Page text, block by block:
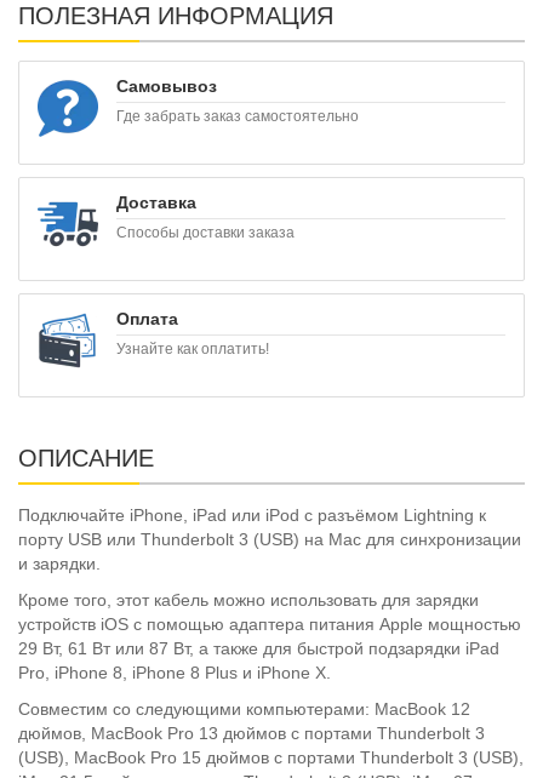
ПОЛЕЗНАЯ ИНФОРМАЦИЯ
Самовывоз
Где забрать заказ самостоятельно
Доставка
Способы доставки заказа
Оплата
Узнайте как оплатить!
ОПИСАНИЕ
Подключайте iPhone, iPad или iPod с разъёмом Lightning к
порту USB или Thunderbolt 3 (USB) на Mac для синхронизации
и зарядки.
Кроме того, этот кабель можно использовать для зарядки
устройств iOS с помощью адаптера питания Apple мощностью
29 Вт, 61 Вт или 87 Вт, а также для быстрой подзарядки iPad
Pro, iPhone 8, iPhone 8 Plus и iPhone X.
Совместим со следующими компьютерами: MacBook 12
дюймов, MacBook Pro 13 дюймов с портами Thunderbolt 3
(USB), MacBook Pro 15 дюймов с портами Thunderbolt 3 (USB),